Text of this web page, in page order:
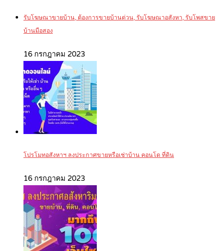
รับโฆษณาขายบ้าน, ต้องการขายบ้านด่วน, รับโฆษณาอสังหา, รับโพสขาย
บ้านมือสอง
16 กรกฎาคม 2023
โปรโมทอสังหาฯ ลงประกาศขายหรือเช่าบ้าน คอนโด ที่ดิน
16 กรกฎาคม 2023